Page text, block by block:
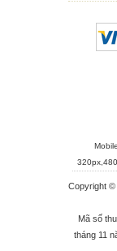
Copyright ©
Mã số
tháng 11